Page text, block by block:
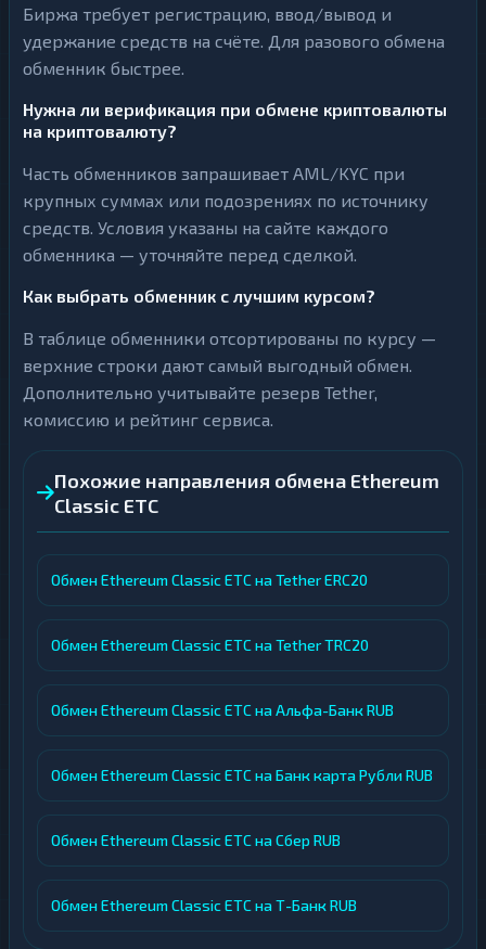
Биржа требует регистрацию, ввод/вывод и
удержание средств на счёте. Для разового обмена
обменник быстрее.
Нужна ли верификация при обмене криптовалюты
на криптовалюту?
Часть обменников запрашивает AML/KYC при
крупных суммах или подозрениях по источнику
средств. Условия указаны на сайте каждого
обменника — уточняйте перед сделкой.
Как выбрать обменник с лучшим курсом?
В таблице обменники отсортированы по курсу —
верхние строки дают самый выгодный обмен.
Дополнительно учитывайте резерв Tether,
комиссию и рейтинг сервиса.
Похожие направления обмена Ethereum
Classic ETC
Обмен Ethereum Classic ETC на Tether ERC20
Обмен Ethereum Classic ETC на Tether TRC20
Обмен Ethereum Classic ETC на Альфа-Банк RUB
Обмен Ethereum Classic ETC на Банк карта Рубли RUB
Обмен Ethereum Classic ETC на Сбер RUB
Обмен Ethereum Classic ETC на Т-Банк RUB